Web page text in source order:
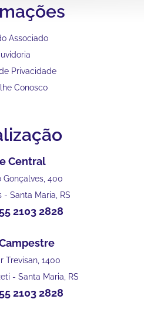
Associado
Privacidade
Conosco
Central
Gonçalves, 400
- Santa Maria, RS
55 2103 2828
Trevisan, 1400
- Santa Maria, RS
55 2103 2828